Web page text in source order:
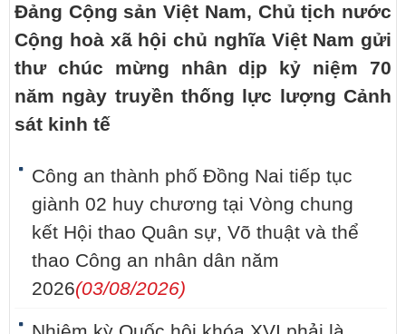
Đảng Cộng sản Việt Nam, Chủ tịch nước
Cộng hoà xã hội chủ nghĩa Việt Nam gửi
thư chúc mừng nhân dịp kỷ niệm 70
năm ngày truyền thống lực lượng Cảnh
sát kinh tế
Công an thành phố Đồng Nai tiếp tục
giành 02 huy chương tại Vòng chung
kết Hội thao Quân sự, Võ thuật và thể
thao Công an nhân dân năm
2026(03/08/2026)